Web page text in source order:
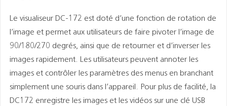
Le visualiseur DC-172 est doté d’une fonction de rotation de
l’image et permet aux utilisateurs de faire pivoter l’image de
90/180/270 degrés, ainsi que de retourner et d’inverser les
images rapidement. Les utilisateurs peuvent annoter les
images et contrôler les paramètres des menus en branchant
simplement une souris dans l’appareil. Pour plus de facilité, la
DC172 enregistre les images et les vidéos sur une clé USB